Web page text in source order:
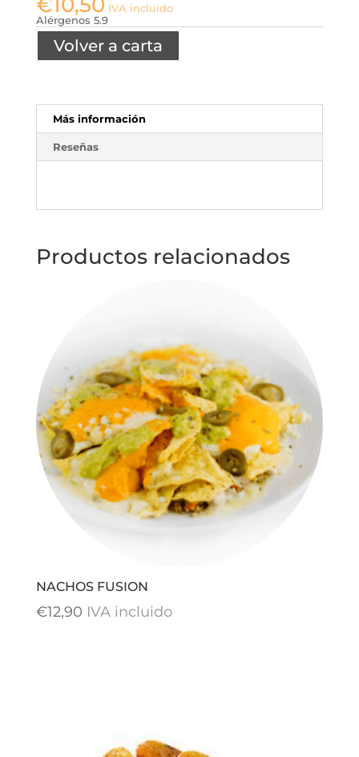
IVA incluido
Alérgenos 5.9
Volver a carta
Más información
Reseñas
Productos relacionados
NACHOS FUSION
€12,90 IVA incluido